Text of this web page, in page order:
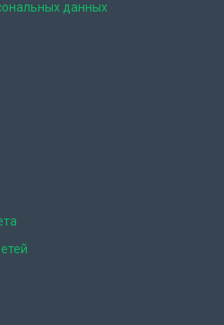
данных